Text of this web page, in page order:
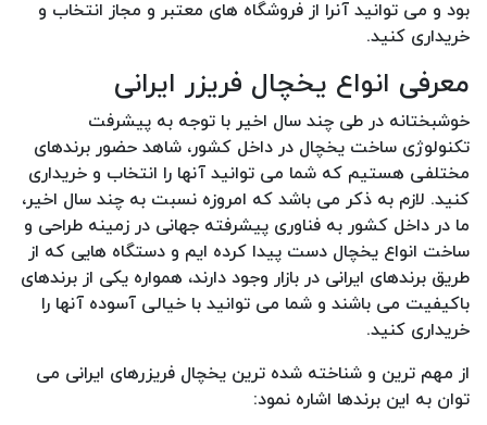
بود و می توانید آنرا از فروشگاه های معتبر و مجاز انتخاب و
خریداری کنید.
معرفی انواع یخچال فریزر ایرانی
خوشبختانه در طی چند سال اخیر با توجه به پیشرفت
تکنولوژی ساخت یخچال در داخل کشور، شاهد حضور برندهای
مختلفی هستیم که شما می توانید آنها را انتخاب و خریداری
کنید. لازم به ذکر می باشد که امروزه نسبت به چند سال اخیر،
ما در داخل کشور به فناوری پیشرفته جهانی در زمینه طراحی و
ساخت انواع یخچال دست پیدا کرده ایم و دستگاه هایی که از
طریق برندهای ایرانی در بازار وجود دارند، همواره یکی از برندهای
باکیفیت می باشند و شما می توانید با خیالی آسوده آنها را
خریداری کنید.
از مهم ترین و شناخته شده ترین یخچال فریزرهای ایرانی می
توان به این برندها اشاره نمود: